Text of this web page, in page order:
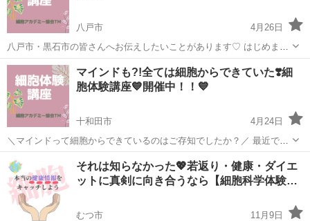
八戸市
4月26日
八戸市・黒石市の皆さんへお伝えしたいことがあります♡ はじめまし
て ヨガインストラクターのハルナです🧘‍♀️ 自分の目で見極める時代が
やってきましたね！ こんな方はすぐご予約を ⭐️看護師として先行...
青森 八戸市 生活知識 講座
マインドも?!全ては細胞からできていた❣️細
胞体験講座💙開催中！！💙
十和田市
4月24日
＼マインドって細胞からできているのはご存知でしたか？／ 最近では
「細胞」に焦点が当てられていますね まさに❣️私たちの全ては 「細
胞」 から成り立っています 例えば💖こころ💖 心は胸にあるのではな
く ...
青森 生活知識 講座
それは知らなかった💖若返り・健康・ダイエ
ットに真剣に向き合うなら【細胞科学体験…
むつ市
11月9日